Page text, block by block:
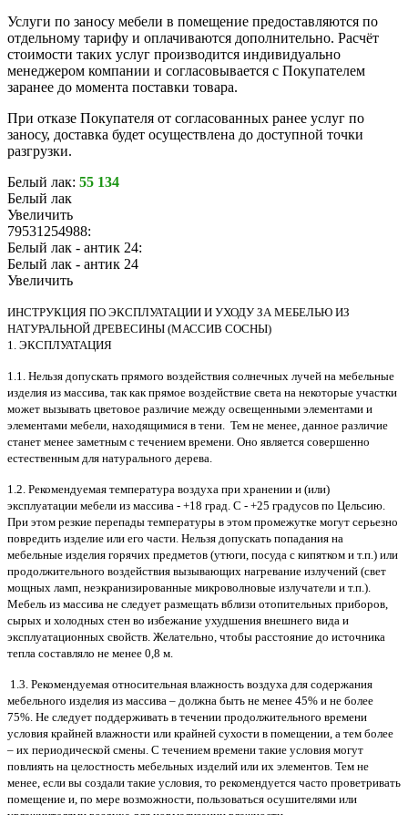
Услуги по заносу мебели в помещение предоставляются по
отдельному тарифу и оплачиваются дополнительно. Расчёт
стоимости таких услуг производится индивидуально
менеджером компании и согласовывается с Покупателем
заранее до момента поставки товара.
При отказе Покупателя от согласованных ранее услуг по
заносу, доставка будет осуществлена до доступной точки
разгрузки.
Белый лак: 55 134
Белый лак
Увеличить
79531254988:
Белый лак - антик 24:
Белый лак - антик 24
Увеличить
ИНСТРУКЦИЯ ПО ЭКСПЛУАТАЦИИ И УХОДУ ЗА МЕБЕЛЬЮ ИЗ
НАТУРАЛЬНОЙ ДРЕВЕСИНЫ (МАССИВ СОСНЫ)
1. ЭКСПЛУАТАЦИЯ
1.1. Нельзя допускать прямого воздействия солнечных лучей на мебельные
изделия из массива, так как прямое воздействие света на некоторые участки
может вызывать цветовое различие между освещенными элементами и
элементами мебели, находящимися в тени. Тем не менее, данное различие
станет менее заметным с течением времени. Оно является совершенно
естественным для натурального дерева.
1.2. Рекомендуемая температура воздуха при хранении и (или)
эксплуатации мебели из массива - +18 град. С - +25 градусов по Цельсию.
При этом резкие перепады температуры в этом промежутке могут серьезно
повредить изделие или его части. Нельзя допускать попадания на
мебельные изделия горячих предметов (утюги, посуда с кипятком и т.п.) или
продолжительного воздействия вызывающих нагревание излучений (свет
мощных ламп, неэкранизированные микроволновые излучатели и т.п.).
Мебель из массива не следует размещать вблизи отопительных приборов,
сырых и холодных стен во избежание ухудшения внешнего вида и
эксплуатационных свойств. Желательно, чтобы расстояние до источника
тепла составляло не менее 0,8 м.
1.3. Рекомендуемая относительная влажность воздуха для содержания
мебельного изделия из массива – должна быть не менее 45% и не более
75%. Не следует поддерживать в течении продолжительного времени
условия крайней влажности или крайней сухости в помещении, а тем более
– их периодической смены. С течением времени такие условия могут
повлиять на целостность мебельных изделий или их элементов. Тем не
менее, если вы создали такие условия, то рекомендуется часто проветривать
помещение и, по мере возможности, пользоваться осушителями или